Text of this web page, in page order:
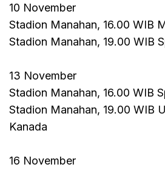
10 November
Stadion Manahan, 16.00 WIB
Stadion Manahan, 19.00 WIB
13 November
Stadion Manahan, 16.00 WIB
Stadion Manahan, 19.00 WIB
Kanada
16 November